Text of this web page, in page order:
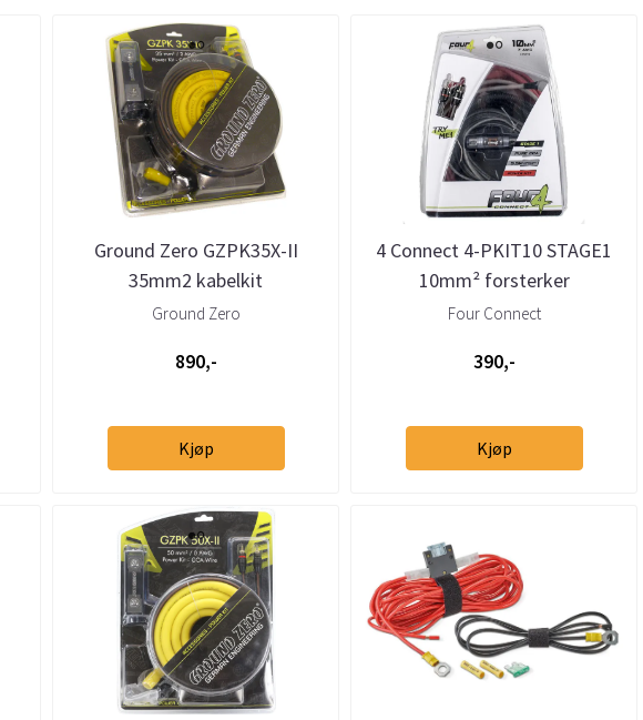
Ground Zero GZPK35X-II
35mm2 kabelkit
Ground Zero
890,-
Kjøp
4 Connect 4-PKIT10 STAGE1
10mm² forsterker
installasjonssett
Four Connect
390,-
Kjøp